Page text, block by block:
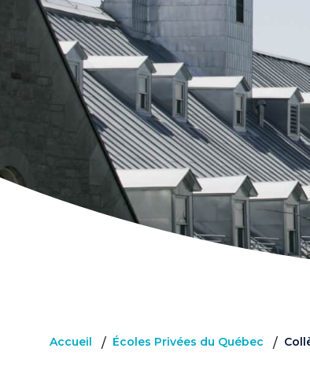
Accueil / Écoles Privées du Québec /